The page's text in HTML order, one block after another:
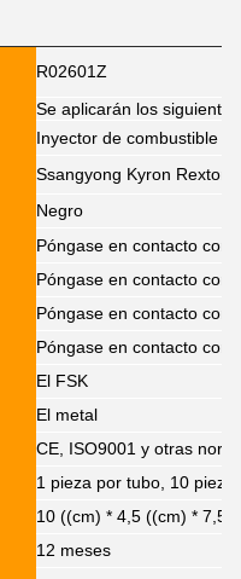
R02601Z
Se aplicarán los
Inyector de combustible
Ssangyong Kyron
Negro
Póngase en contacto con
Póngase en contacto con
Póngase en contacto con
Póngase en contacto con
El FSK
El metal
CE, ISO9001 y otras
1 pieza por tubo, 10
10 ((cm) * 4,5 ((cm) * 7,5
12 meses